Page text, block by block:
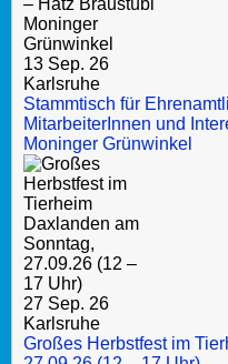
13 Sep. 26
Karlsruhe
Stammtisch für
MitarbeiterInnen und
Moninger Grünwinkel
27 Sep. 26
Karlsruhe
Großes Herbstfest im